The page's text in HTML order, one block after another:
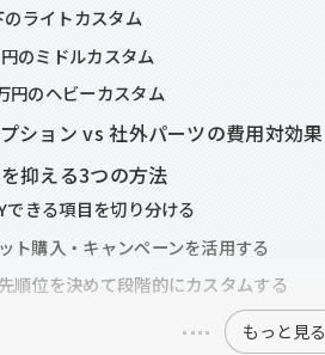
ライトカスタム
のミドルカスタム
円のヘビーカスタム
ション vs 社外パーツの費用対効果
抑える3つの方法
できる項目を切り分ける
ト購入・キャンペーンを活用する
順位を決めて段階的にカスタムする
もっと見る